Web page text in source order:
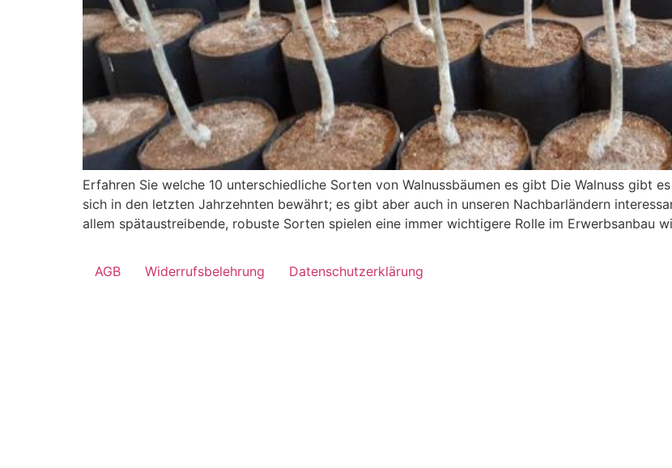
Erfahren Sie welche 10 unterschiedliche Sorten von Walnussbäumen es gibt Die Walnuss gibt
sich in den letzten Jahrzehnten bewährt; es gibt aber auch in unseren Nachbarländern
allem spätaustreibende, robuste Sorten spielen eine immer wichtigere Rolle im Erwerbsanbau
AGB Widerrufsbelehrung Datenschutzerklärung